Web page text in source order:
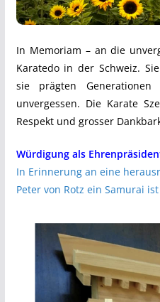
In Memoriam – an die
Karatedo in der Schweiz.
sie prägten
unvergessen. Die Karate
Respekt und grosser
Würdigung als
In Erinnerung an eine
Peter von Rotz ein Samurai